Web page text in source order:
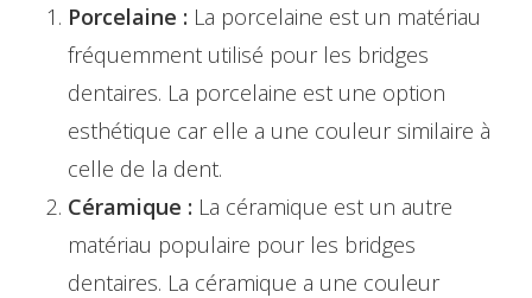
Porcelaine : La porcelaine est un matériau
fréquemment utilisé pour les bridges
dentaires. La porcelaine est une option
esthétique car elle a une couleur similaire à
celle de la dent.
Céramique : La céramique est un autre
matériau populaire pour les bridges
dentaires. La céramique a une couleur